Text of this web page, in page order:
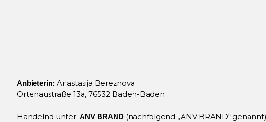
Anbieterin: Anastasija Bereznova
Ortenaustraße 13a, 76532 Baden-Baden
Handelnd unter: ANV BRAND (nachfolgend „ANV BRAND“ genannt)